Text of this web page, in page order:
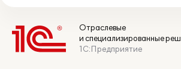
Отраслевые
и специализированные
1С:Предприятие